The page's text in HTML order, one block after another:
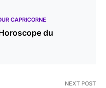
CAPRICORNE
du
NEXT POST